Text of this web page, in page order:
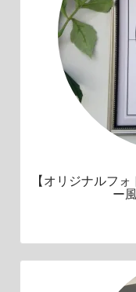
【オリジナルフ
ー